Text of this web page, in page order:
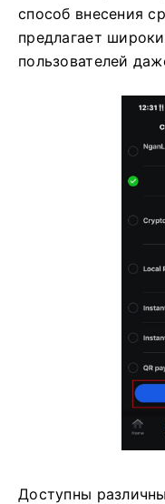
способ внесения
предлагает
пользователей
Доступны